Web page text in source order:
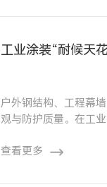
工业涂装“耐候天
户外钢结构、工程幕
观与防护质量。在工
查看更多